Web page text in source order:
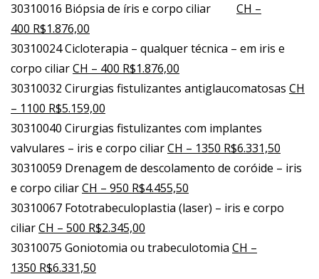
30310016 Biópsia de íris e corpo ciliar CH –
400 R$1.876,00
30310024 Cicloterapia – qualquer técnica – em iris e
corpo ciliarCH – 400 R$1.876,00
30310032 Cirurgias fistulizantes antiglaucomatosas CH
– 1100 R$5.159,00
30310040 Cirurgias fistulizantes com implantes
valvulares – iris e corpo ciliarCH – 1350 R$6.331,50
30310059 Drenagem de descolamento de coróide – iris
e corpo ciliarCH – 950 R$4.455,50
30310067 Fototrabeculoplastia (laser) – iris e corpo
ciliarCH – 500 R$2.345,00
30310075 Goniotomia ou trabeculotomia CH –
1350 R$6.331,50